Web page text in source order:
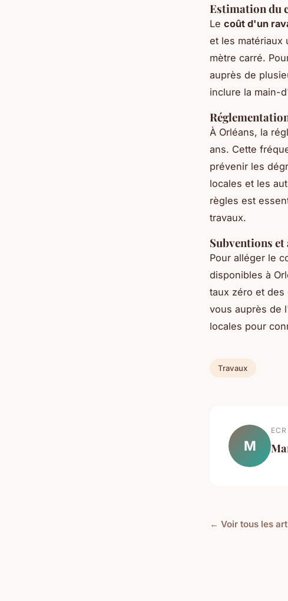
Estimation du
Le coût d'un
et les matériaux
mètre carré.
auprès de
inclure la main-
À Orléans, la
ans. Cette
prévenir les
locales et les
règles est
travaux.
Subventions
Pour alléger le
disponibles à
taux zéro et
vous auprès de
locales pour
Travaux
M
← Voir tous les